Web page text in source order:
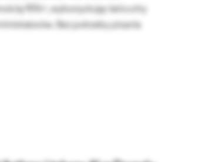
95%+, wykorzystując łańcuchy
Bez potrzeby pisania